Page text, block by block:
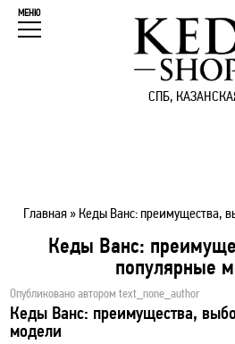
СПБ,
МЕНЮ
Главная» Кеды Ванс: преимущества,
Кеды Ванс:
популярные
Опубликовано авторомtext_none_author
Кеды Ванс: преимущества,
модели